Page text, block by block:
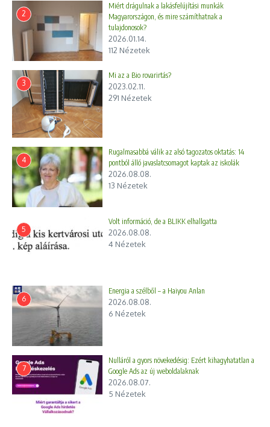
2
Miért drágulnak a lakásfelújítási munkák
Magyarországon, és mire számíthatnak a
tulajdonosok?
2026.01.14.
112 Nézetek
3
Mi az a Bio rovarirtás?
2023.02.11.
291 Nézetek
4
Rugalmasabbá válik az alsó tagozatos oktatás: 14
pontból álló javaslatcsomagot kaptak az iskolák
2026.08.08.
13 Nézetek
5
Volt információ, de a BLIKK elhallgatta
2026.08.08.
4 Nézetek
6
Energia a szélből – a Haiyou Anlan
2026.08.08.
6 Nézetek
7
Nulláról a gyors növekedésig: Ezért kihagyhatatlan a
Google Ads az új weboldalaknak
2026.08.07.
5 Nézetek